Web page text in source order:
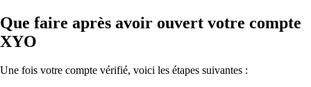
Que faire après avoir ouvert votre compte
XYO
Une fois votre compte vérifié, voici les étapes suivantes :